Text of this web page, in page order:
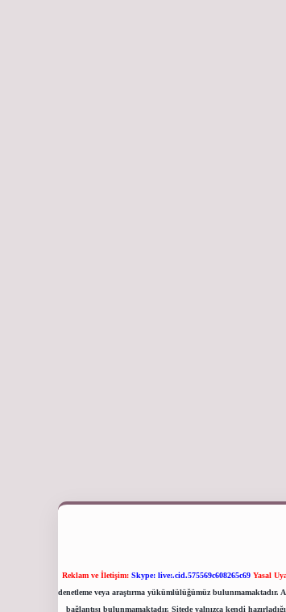
Reklam ve İletişim: Skype: live:.cid.575569c608265c69 Yasal
denetleme veya araştırma yükümlülüğümüz
bağlantısı bulunmamaktadır. Sitede yalnızca kendi